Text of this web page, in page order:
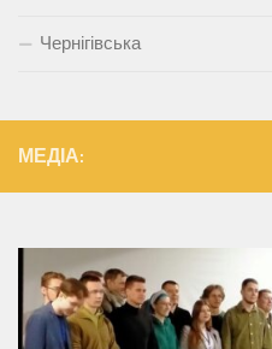
Чернігівська
МЕДІА: